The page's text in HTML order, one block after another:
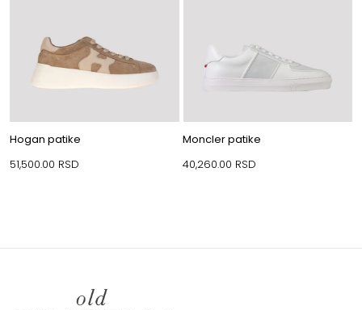
Hogan patike
51,500.00 RSD
Moncler patike
40,260.00 RSD